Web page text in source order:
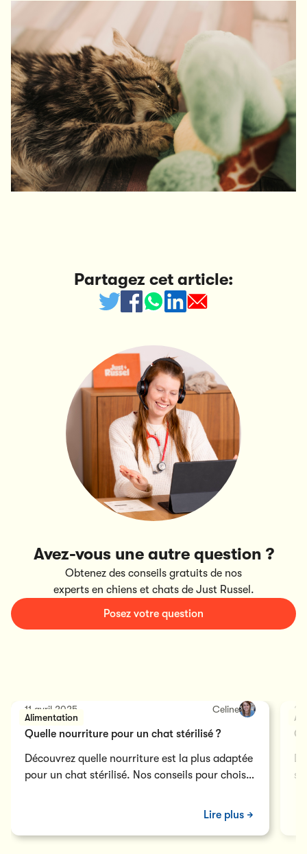
Partagez cet article:
Avez-vous une autre question ?
Obtenez des conseils gratuits de nos
experts en chiens et chats de Just Russel.
Posez votre question
Alimentation
11 avril 2025 Celine
Quelle nourriture pour un chat stérilisé ?
Découvrez quelle nourriture est la plus adaptée
pour un chat stérilisé. Nos conseils pour choisir
Lire plus